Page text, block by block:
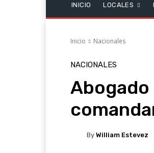
INICIO LOCALES
Inicio Nacionales
NACIONALES
By William Estevez